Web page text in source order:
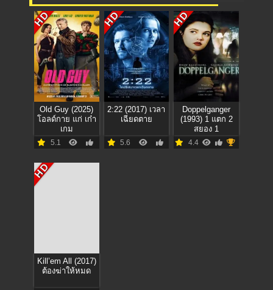
HD
Old Guy (2025)
โอลด์กาย แก่ เก๋า
เกม
5.1
HD
2:22 (2017) เวลา
เฉียดตาย
5.6
HD
Doppelganger
(1993) 1 แตก 2
สยอง 1
4.4
HD
Kill’em All (2017)
ต้องฆ่าให้หมด